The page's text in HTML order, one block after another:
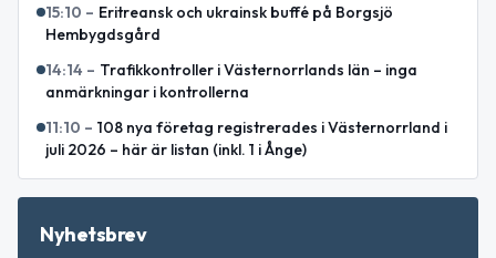
15:10 – Eritreansk och ukrainsk buffé på Borgsjö
Hembygdsgård
14:14 – Trafikkontroller i Västernorrlands län – inga
anmärkningar i kontrollerna
11:10 – 108 nya företag registrerades i Västernorrland i
juli 2026 – här är listan (inkl. 1 i Ånge)
Nyhetsbrev